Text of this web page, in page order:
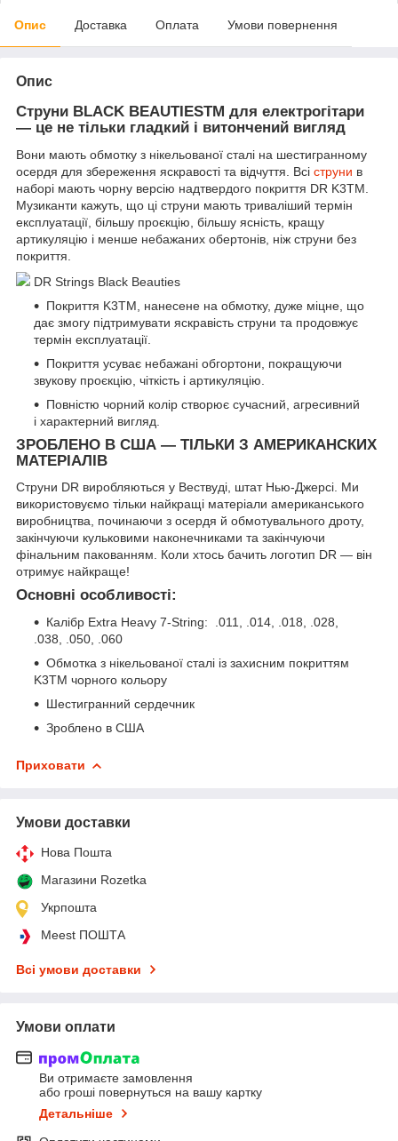
Опис Доставка Оплата Умови повернення
Опис
Струни BLACK BEAUTIESTM для електрогітари
— це не тільки гладкий і витончений вигляд
Вони мають обмотку з нікельованої сталі на шестигранному
осердя для збереження яскравості та відчуття. Всі струни в
наборі мають чорну версію надтвердого покриття DR K3TM.
Музиканти кажуть, що ці струни мають триваліший термін
експлуатації, більшу проєкцію, більшу ясність, кращу
артикуляцію і менше небажаних обертонів, ніж струни без
покриття.
DR Strings Black Beauties
Покриття K3TM, нанесене на обмотку, дуже міцне, що
дає змогу підтримувати яскравість струни та продовжує
термін експлуатації.
Покриття усуває небажані обгортони, покращуючи
звукову проєкцію, чіткість і артикуляцію.
Повністю чорний колір створює сучасний, агресивний
і характерний вигляд.
ЗРОБЛЕНО В США — ТІЛЬКИ З АМЕРИКАНСКИХ
МАТЕРІАЛІВ
Струни DR виробляються у Вествуді, штат Нью-Джерсі. Ми
використовуємо тільки найкращі матеріали американського
виробництва, починаючи з осердя й обмотувального дроту,
закінчуючи кульковими наконечниками та закінчуючи
фінальним пакованням. Коли хтось бачить логотип DR — він
отримує найкраще!
Основні особливості:
Калібр Extra Heavy 7-String: .011, .014, .018, .028,
.038, .050, .060
Обмотка з нікельованої сталі із захисним покриттям
K3TM чорного кольору
Шестигранний сердечник
Зроблено в США
Приховати
Умови доставки
Нова Пошта
Магазини Rozetka
Укрпошта
Meest ПОШТА
Всі умови доставки
Умови оплати
Ви отримаєте замовлення
або гроші повернуться на вашу картку
Детальніше